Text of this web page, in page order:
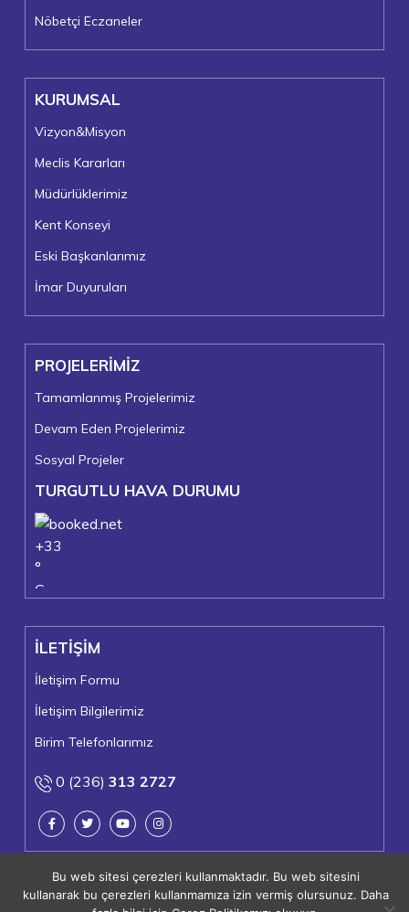
Nöbetçi Eczaneler
KURUMSAL
Vizyon&Misyon
Meclis Kararları
Müdürlüklerimiz
Kent Konseyi
Eski Başkanlarımız
İmar Duyuruları
PROJELERİMİZ
Tamamlanmış Projelerimiz
Devam Eden Projelerimiz
Sosyal Projeler
TURGUTLU HAVA DURUMU
+33
°
C
Turgutlu
Pazartesi, 10
İLETİŞİM
İletişim Formu
İletişim Bilgilerimiz
Birim Telefonlarımız
0 (236) 313 2727
Bu web sitesi çerezleri kullanmaktadır. Bu web sitesini
kullanarak bu çerezleri kullanmamıza izin vermiş olursunuz. Daha